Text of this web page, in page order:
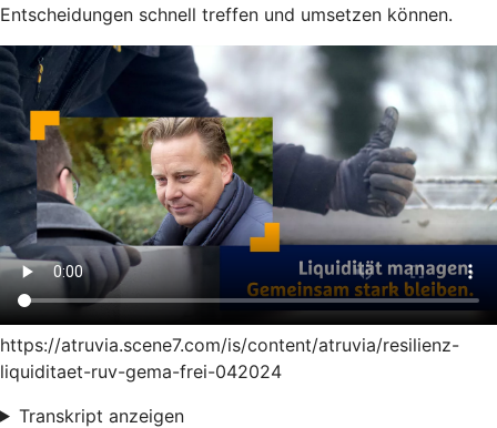
Entscheidungen schnell treffen und umsetzen können.
https://atruvia.scene7.com/is/content/atruvia/resilienz-
liquiditaet-ruv-gema-frei-042024
Transkript anzeigen